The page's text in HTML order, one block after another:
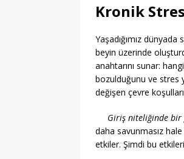
Kronik
Yaşadığımız
beyin üzerinde
anahtarını sunar:
bozulduğunu ve stres
değişen çevre
Giriş niteliğinde bir
daha savunmasız
etkiler. Şimdi bu